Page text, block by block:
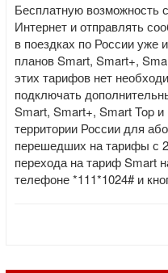
Бесплатную возможность
Интернет и отправлять
в поездках по России уже
планов Smart, Smart+,
этих тарифов нет
подключать
Smart, Smart+, Smart Top
территории России для
перешедших на тарифы с
перехода на тариф Smart
телефоне *111*1024# и